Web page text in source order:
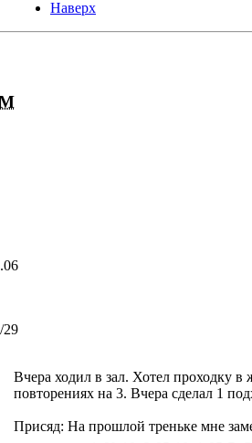
Наверх
29
Вчера ходил в зал. Хотел проходку
повторениях на 3. Вчера сделал 1
Присяд: На прошлой треньке мне